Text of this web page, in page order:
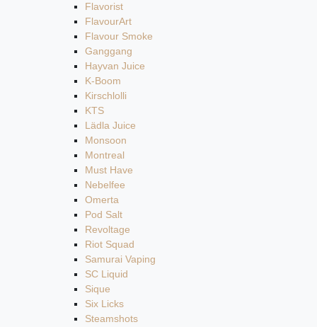
Flavorist
FlavourArt
Flavour Smoke
Ganggang
Hayvan Juice
K-Boom
Kirschlolli
KTS
Lädla Juice
Monsoon
Montreal
Must Have
Nebelfee
Omerta
Pod Salt
Revoltage
Riot Squad
Samurai Vaping
SC Liquid
Sique
Six Licks
Steamshots